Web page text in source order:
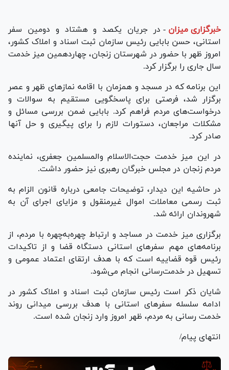
خبرگزاری میزان - در جریان یکصد و هشتاد و دومین سفر
استانی، حسن بابایی رئیس سازمان ثبت اسناد و املاک کشور،
امروز ظهر با حضور در شهرستان زنجان، چهاردهمین میز خدمت
سال جاری را برگزار کرد.
این برنامه که در مسجد و همزمان با اقامه نماز‌های ظهر و عصر
برگزار شد، فرصتی برای پاسخگویی مستقیم به سوالات و
درخواست‌های مردم فراهم کرد. بابایی ضمن بررسی مسائل و
مشکلات مراجعان، دستورات لازم را برای پیگیری و حل آنها
صادر کرد.
در این میز خدمت حجت‌الاسلام والمسلمین جعفری، نماینده
مردم زنجان در مجلس خبرگان رهبری نیز حضور داشت.
در حاشیه این دیدار، توضیحات جامعی درباره قانون الزام به
ثبت رسمی معاملات اموال غیرمنقول و مزایای اجرای آن به
شهروندان ارائه شد.
برگزاری میز خدمت در مساجد و ارتباط چهره‌به‌چهره با مردم، از
برنامه‌های مهم سفر‌های استانی دستگاه قضا و از تاکیدات
رئیس قوه قضاییه است که با هدف ارتقای اعتماد عمومی و
تسهیل در خدمت‌رسانی انجام می‌شود.
شایان ذکر است رئیس سازمان ثبت اسناد و املاک کشور در
ادامه سلسله سفر‌های استانی با هدف بررسی میدانی روند
خدمت رسانی به مردم، ظهر امروز وارد زنجان شده است.
انتهای پیام/